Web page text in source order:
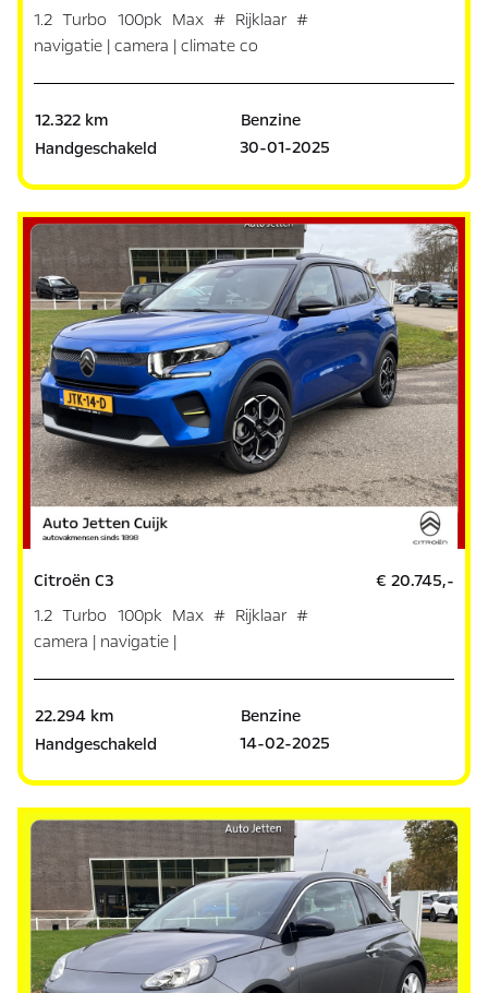
1.2 Turbo 100pk Max # Rijklaar #
navigatie | camera | climate co
12.322 km
Benzine
Handgeschakeld
30-01-2025
Citroën C3
1.2 Turbo 100pk Max # Rijklaar #
camera | navigatie |
€ 20.745,-
22.294 km
Benzine
Handgeschakeld
14-02-2025